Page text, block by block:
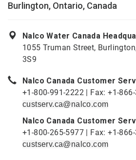
Burlington, Ontario, Canada
Nalco Water Canada
1055 Truman Street,
3S9
Nalco Canada Customer
+1-800-991-2222 | Fax: +1-
custserv.ca@nalco.com
Nalco Canada Customer
+1-800-265-5977 | Fax: +1-
custserv.ca@nalco.com